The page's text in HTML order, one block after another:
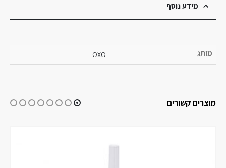
מידע נוסף
מותג OXO
מוצרים קשורים